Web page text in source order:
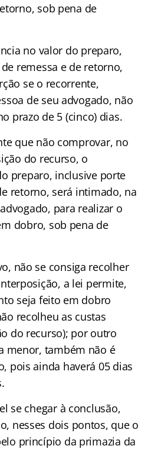
sob pena de
no valor do preparo,
remessa e de retorno,
se o recorrente,
de seu advogado, não
prazo de 5 (cinco) dias.
que não comprovar, no
do recurso, o
preparo, inclusive porte
retorno, será intimado, na
para realizar o
dobro, sob pena de
não se consiga recolher
a lei permite,
seja feito em dobro
recolheu as custas
do recurso); por outro
menor, também não é
pois ainda haverá 05 dias
se chegar à conclusão,
nesses dois pontos, que o
princípio da primazia da